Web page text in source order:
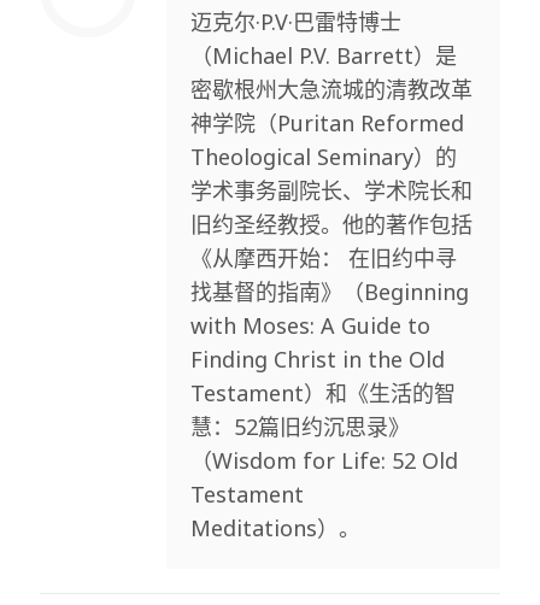
迈克尔·P.V·巴雷特博士
（Michael P.V. Barrett）是
密歇根州大急流城的清教改革
神学院（Puritan Reformed
Theological Seminary）的
学术事务副院长、学术院长和
旧约圣经教授。他的著作包括
《从摩西开始： 在旧约中寻
找基督的指南》（Beginning
with Moses: A Guide to
Finding Christ in the Old
Testament）和《生活的智
慧：52篇旧约沉思录》
（Wisdom for Life: 52 Old
Testament
Meditations）。